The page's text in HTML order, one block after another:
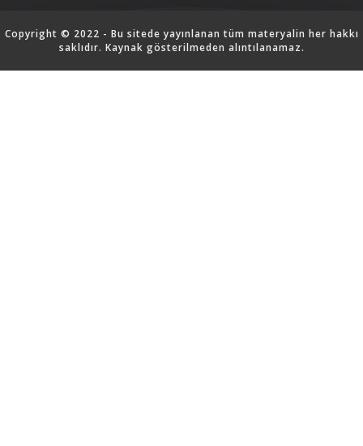
Copyright © 2022 - Bu sitede yayınlanan tüm materyalin her hakkı
saklıdır. Kaynak gösterilmeden alıntılanamaz.